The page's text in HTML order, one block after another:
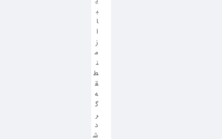
ب
ا
ا
ز
م
ن
ط
ق
ه
گ
ر
د
ش